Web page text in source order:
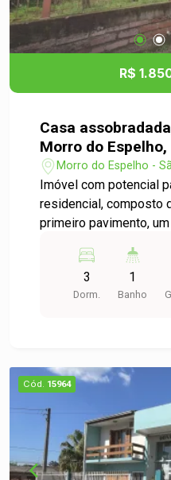
posição solar
iluminada, ventilada e
próximo a mercados,
R$
Casa
Morro do
Morro do Espelho -
Imóvel com potencial
residencial, composto
primeiro pavimento,
lado a lado e amplo
uma sala com dois
um banho social.
3
Dorm.
1
Banho
Cód. 15964